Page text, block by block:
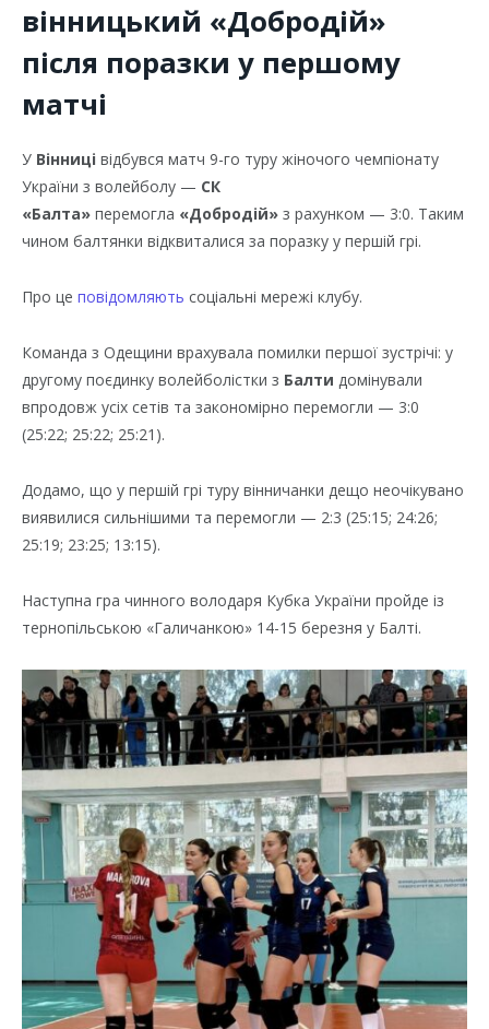
вінницький «Добродій»
після поразки у першому
матчі
У Вінниці відбувся матч 9-го туру жіночого чемпіонату
України з волейболу — СК
«Балта» перемогла «Добродій» з рахунком — 3:0. Таким
чином балтянки відквиталися за поразку у першій грі.
Про це повідомляють соціальні мережі клубу.
Команда з Одещини врахувала помилки першої зустрічі: у
другому поєдинку волейболістки з Балти домінували
впродовж усіх сетів та закономірно перемогли — 3:0
(25:22; 25:22; 25:21).
Додамо, що у першій грі туру вінничанки дещо неочікувано
виявилися сильнішими та перемогли — 2:3 (25:15; 24:26;
25:19; 23:25; 13:15).
Наступна гра чинного володаря Кубка України пройде із
тернопільською «Галичанкою» 14-15 березня у Балті.